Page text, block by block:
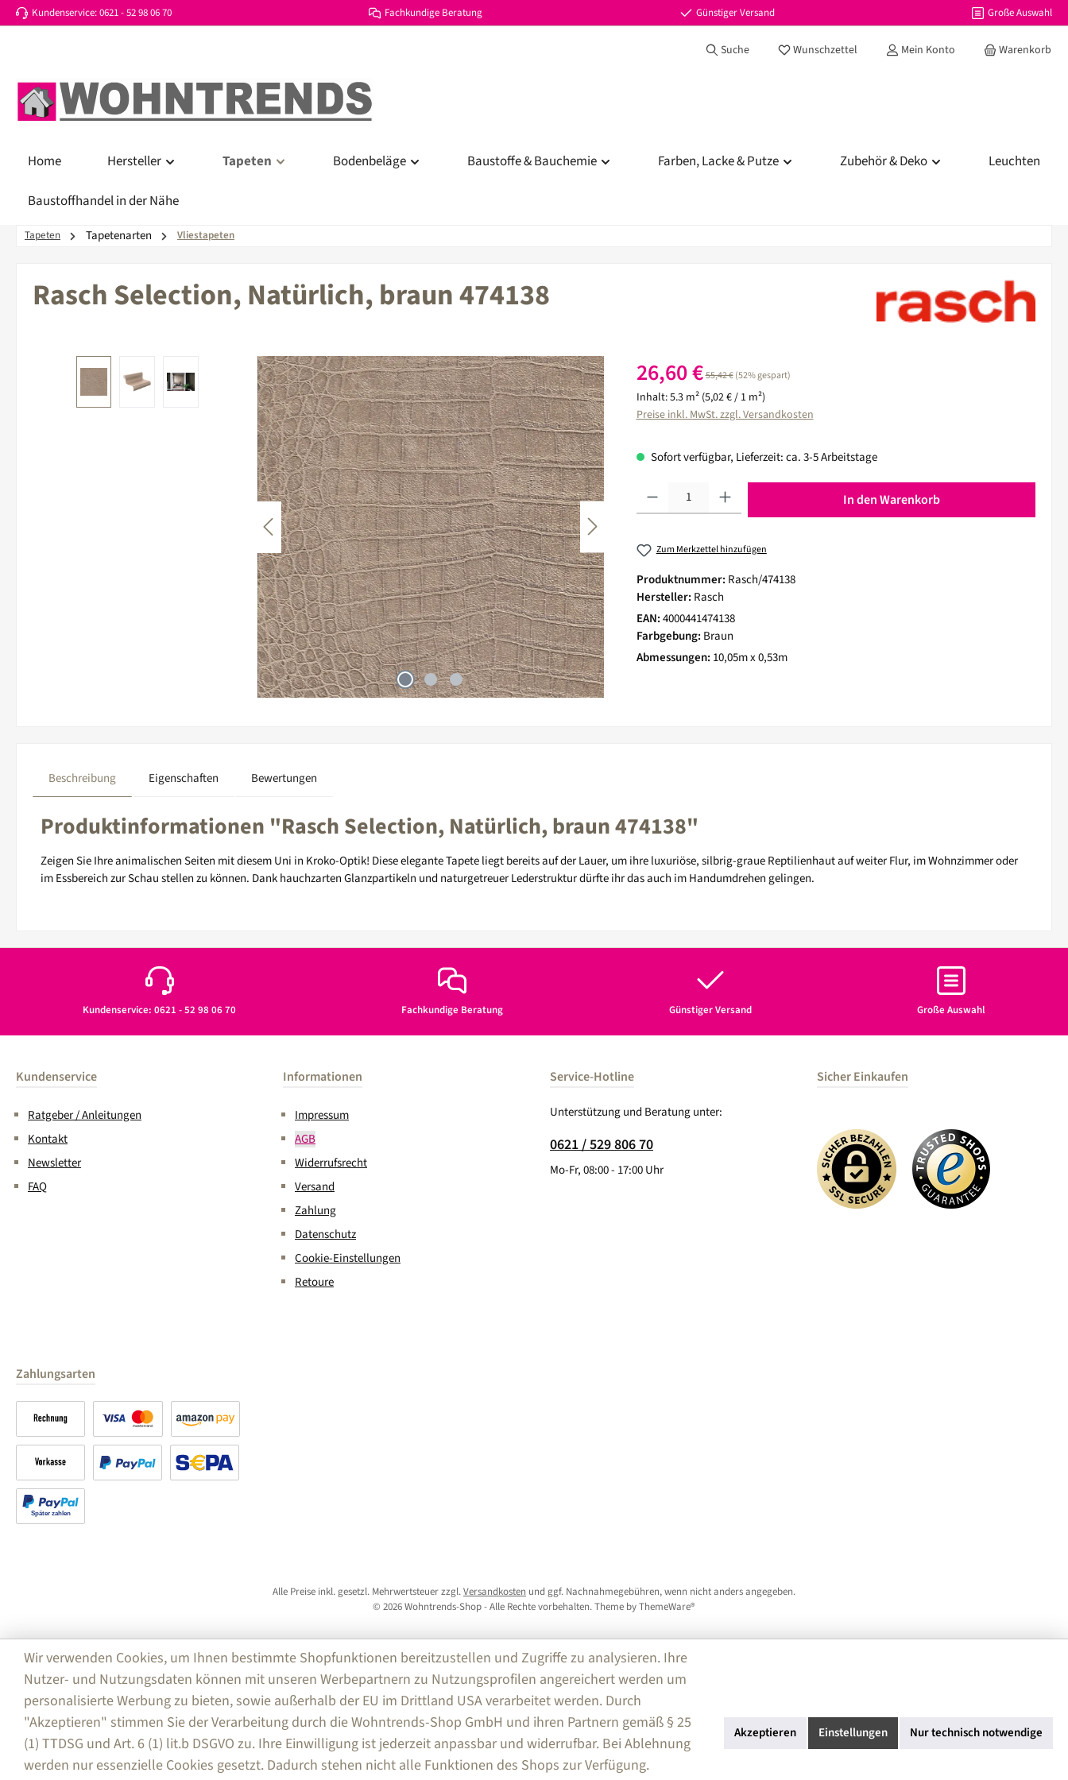
Hauptinhalt springen
Zur Suche springen
Zur Hauptnavigation springen
Kundenservice: 0621 - 52 98 06 70 Fachkundige Beratung Günstiger Versand Große Auswahl
Suche Wunschzettel Du hast 0 Produkte auf dem Merkzettel
Mein Konto Warenkorb
Home Hersteller Tapeten Bodenbeläge Baustoffe & Bauchemie Farben, Lacke & Putze Zubehör & Deko Leuchten
Baustoffhandel in der Nähe
Tapeten Tapetenarten Vliestapeten
Rasch Selection, Natürlich, braun 474138
Verkaufspreis:
26,60 €Regulärer Preis:
55,42 € (52% gespart)
Inhalt:5.3 m² (5,02 € / 1 m²)
Preise inkl. MwSt. zzgl. Versandkosten
Sofort verfügbar, Lieferzeit: ca. 3-5 Arbeitstage
Produkt Anzahl: Gib den gewünschten Wert ein oder benutze die Schaltflächen um die
In den Warenkorb
Zum Merkzettel hinzufügen
Produktnummer: Rasch/474138
Hersteller: Rasch
EAN:4000441474138
Farbgebung: Braun
Abmessungen: 10,05m x 0,53m
Beschreibung Eigenschaften Bewertungen
Produktinformationen "Rasch Selection, Natürlich, braun 474138"
Zeigen Sie Ihre animalischen Seiten mit diesem Uni in Kroko-Optik! Diese elegante Tapete liegt bereits auf der Lauer, um ihre luxuriöse, silbrig-graue Reptilienhaut auf weiter Flur, im Wohnzimmer oder
im Essbereich zur Schau stellen zu können. Dank hauchzarten Glanzpartikeln und naturgetreuer Lederstruktur dürfte ihr das auch im Handumdrehen gelingen.
Kundenservice: 0621 - 52 98 06 70 Fachkundige Beratung Günstiger Versand Große Auswahl
Kundenservice
Ratgeber / Anleitungen
Kontakt
Newsletter
FAQ
Informationen
Impressum
AGB
Widerrufsrecht
Versand
Zahlung
Datenschutz
Cookie-Einstellungen
Retoure
Service-Hotline
Unterstützung und Beratung unter:
0621 / 529 806 70
Mo-Fr, 08:00 - 17:00 Uhr
Sicher Einkaufen
Zahlungsarten
Kreditkarte Amazon Pay
Vorkasse
Rechnung
Alle Preise inkl. gesetzl. Mehrwertsteuer zzgl.Versandkosten und ggf. Nachnahmegebühren, wenn nicht anders angegeben.
© 2026 Wohntrends-Shop - Alle Rechte vorbehalten. Theme byThemeWare®
Wir verwenden Cookies, um Ihnen bestimmte Shopfunktionen bereitzustellen und Zugriffe zu analysieren. Ihre
Nutzer- und Nutzungsdaten können mit unseren Werbepartnern zu Nutzungsprofilen angereichert werden um
personalisierte Werbung zu bieten, sowie außerhalb der EU im Drittland USA verarbeitet werden. Durch
"Akzeptieren" stimmen Sie der Verarbeitung durch die Wohntrends-Shop GmbH und ihren Partnern gemäß § 25
(1) TTDSG und Art. 6 (1) lit.b DSGVO zu. Ihre Einwilligung ist jederzeit anpassbar und widerrufbar. Bei Ablehnung
werden nur essenzielle Cookies gesetzt. Dadurch stehen nicht alle Funktionen des Shops zur Verfügung.
Akzeptieren Einstellungen Nur technisch notwendige